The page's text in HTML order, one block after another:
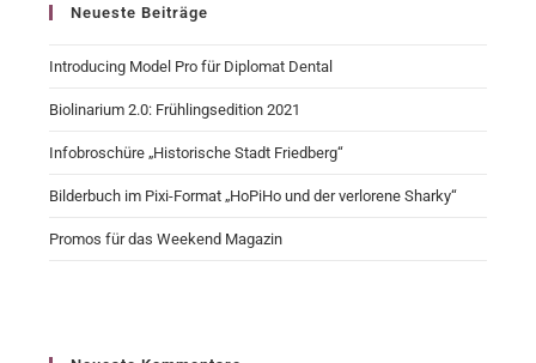
Neueste Beiträge
Introducing Model Pro für Diplomat Dental
Biolinarium 2.0: Frühlingsedition 2021
Infobroschüre „Historische Stadt Friedberg“
Bilderbuch im Pixi-Format „HoPiHo und der verlorene Sharky“
Promos für das Weekend Magazin